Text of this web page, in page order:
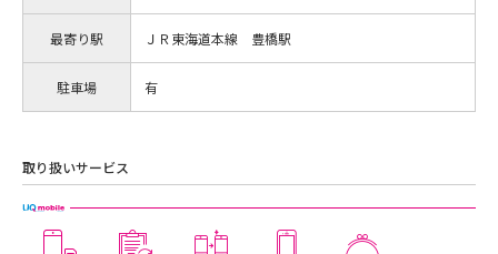
最寄り駅 ＪＲ東海道本線 豊橋駅
駐車場 有
取り扱いサービス